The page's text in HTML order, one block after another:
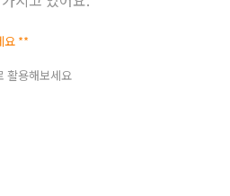
요 **
활용해보세요